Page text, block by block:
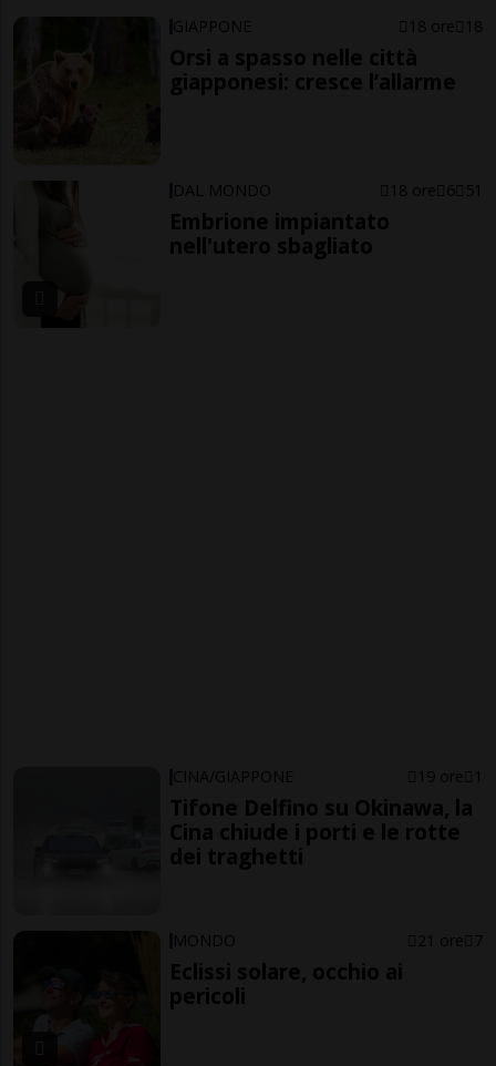
GIAPPONE 18 ore 18
Orsi a spasso nelle città
giapponesi: cresce l’allarme
DAL MONDO 18 ore 6 51
Embrione impiantato
nell'utero sbagliato
CINA/GIAPPONE 19 ore 1
Tifone Delfino su Okinawa, la
Cina chiude i porti e le rotte
dei traghetti
MONDO 21 ore 7
Eclissi solare, occhio ai
pericoli